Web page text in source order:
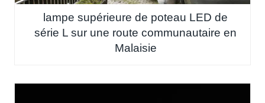
lampe supérieure de poteau LED de
série L sur une route communautaire en
Malaisie